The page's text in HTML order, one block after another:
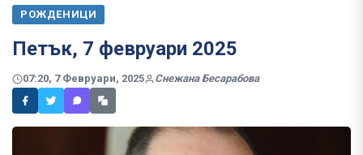
РОЖДЕНИЦИ
Петък, 7 февруари 2025
07:20, 7 Февруари, 2025 Снежана Бесарабова